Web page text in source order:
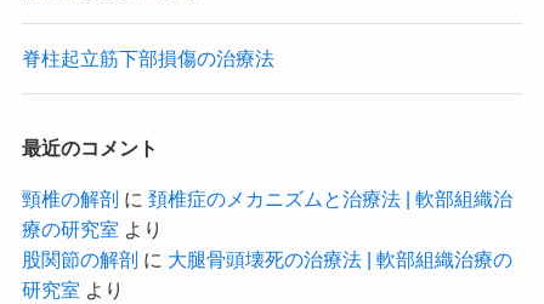
脊柱起立筋下部損傷の治療法
最近のコメント
頸椎の解剖 に 頚椎症のメカニズムと治療法 | 軟部組織治
療の研究室 より
股関節の解剖 に 大腿骨頭壊死の治療法 | 軟部組織治療の
研究室 より